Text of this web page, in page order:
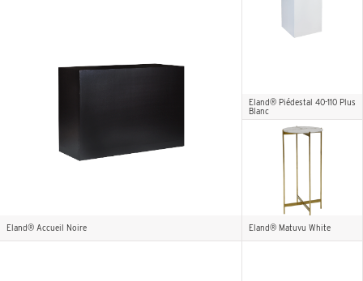
Eland® Piédestal 40-110 Plus
Blanc
Eland® Accueil Noire Eland® Matuvu White